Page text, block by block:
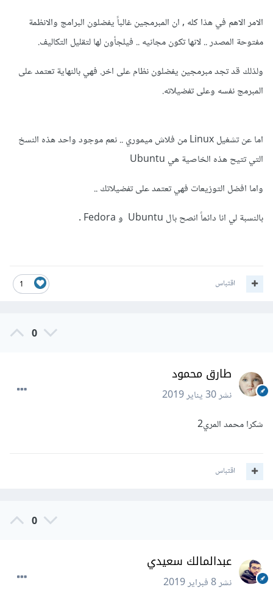
الامر الاهم في هذا كله , ان المبرمجين غالباً يفضلون البرامج والانظمة
مفتوحة المصدر .. لانها تكون مجانيه .. فيلجأون لها لتقليل التكاليف.
ولذلك قد تجد مبرمجين يفضلون نظام على اخر. فهي بالنهاية تعتمد على
المبرمج نفسه وعلى تفضيلاته.
اما عن تشغيل Linux من فلاش ميموري .. نعم موجود واحد هذه النسخ
التي تتيح هذه الخاصية هي Ubuntu
واما افضل التوزيعات فهي تعتمد على تفضيلاتك ..
بالنسبة لي انا دائماً انصح بال Ubuntu و Fedora .
1 اقتباس
0
طارق محمود
نشر30 يناير 2019
شكرا محمد المري2
اقتباس
0
عبدالمالك سعيدي
نشر8 فبراير 2019